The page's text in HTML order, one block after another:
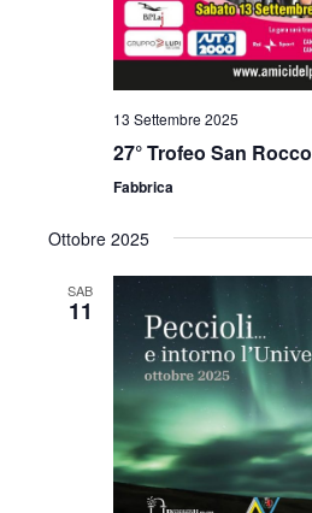
13 Settembre 2025
27° Trofeo San Rocco
Fabbrica
Ottobre 2025
SAB
11